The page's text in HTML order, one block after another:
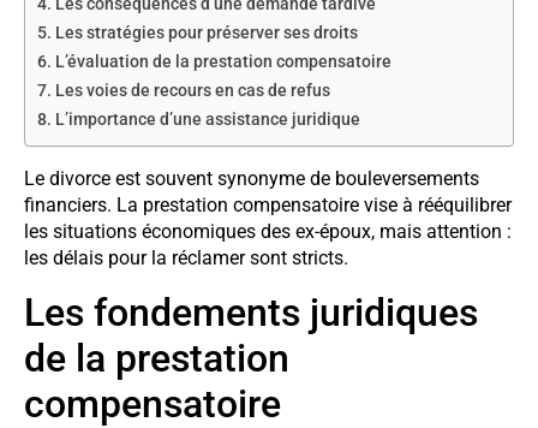
Les conséquences d’une demande tardive
Les stratégies pour préserver ses droits
L’évaluation de la prestation compensatoire
Les voies de recours en cas de refus
L’importance d’une assistance juridique
Le divorce est souvent synonyme de bouleversements
financiers. La prestation compensatoire vise à rééquilibrer
les situations économiques des ex-époux, mais attention :
les délais pour la réclamer sont stricts.
Les fondements juridiques
de la prestation
compensatoire